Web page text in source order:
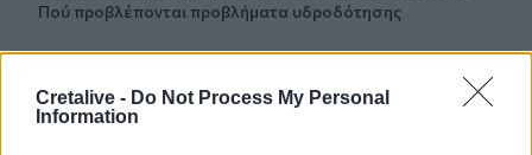
Cretalive - Do Not Process My Personal
Information
Πού προβλέπονται προβλήματα υδροδότησης
Ρεκόρ υψηλής θερμοκρασίας 36,9°C σημειώθηκε στο
Χονγκ Κονγκ